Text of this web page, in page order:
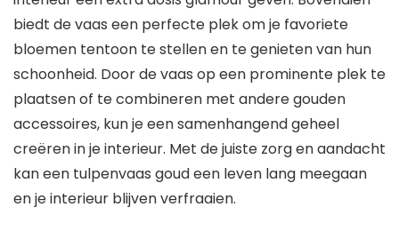
biedt de vaas een perfecte plek om je favoriete
bloemen tentoon te stellen en te genieten van hun
schoonheid. Door de vaas op een prominente plek te
plaatsen of te combineren met andere gouden
accessoires, kun je een samenhangend geheel
creëren in je interieur. Met de juiste zorg en aandacht
kan een tulpenvaas goud een leven lang meegaan
en je interieur blijven verfraaien.